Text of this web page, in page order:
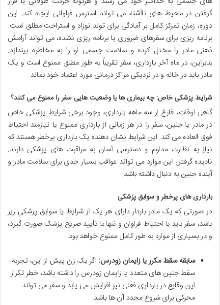
گرفتن در محیط های ناآشنا، می تواند استرس فراوانی ایجاد کند. این
دوره، زمان تمرکز کامل بر آمادگی برای تولد نوزاد و استراحت مطلق است.
برنامه ریزی برای سفرهای ضروری یا برنامه ریزی نشده، می تواند آرامش
ذهنی مادر را مختل کرده و سلامت جسمی او را به مخاطره بیندازد.
بنابراین، در ماه آخر بارداری، سفر تقریباً به طور مطلق ممنوع است و یک
مادر باید در خانه و در نزدیکی مراکز درمانی مورد اعتماد خود بماند.
شرایط پزشکی خاص: چه بیماری ها یا وضعیت هایی سفر را ممنوع می کنند؟
گاهی اوقات، فارغ از سه ماهه بارداری، وجود برخی شرایط پزشکی خاص
در مادر یا جنین، سفر را در هر زمانی از بارداری ممنوع یا نیازمند احتیاط
فوق العاده می کند. این شرایط نشان دهنده یک بارداری پرخطر هستند که
نیاز به نظارت مداوم و دسترسی آسان به مراقبت های پزشکی دارند.
نادیده گرفتن این موارد می تواند عواقب بسیار جدی برای سلامت مادر و
آینده جنین به دنبال داشته باشد.
بارداری های پرخطر و سوابق پزشکی
در صورتی که یک مادر باردار دارای هر یک از شرایط یا سوابق پزشکی زیر
باشد، سفر باید با احتیاط فراوان و تنها با تأیید صریح پزشک صورت گیرد،
و در بسیاری از موارد به طور کامل ممنوع خواهد بود:
سابقه سقط مکرر یا زایمان زودرس: اگر یک زن پیش از این، تجربه
سقط جنین های متعدد یا زایمان زودرس را داشته باشد، خطر تکرار
این وقایع در بارداری فعلی نیز افزایش می یابد و سفر می تواند
محرکی برای شروع مجدد آن ها باشد.